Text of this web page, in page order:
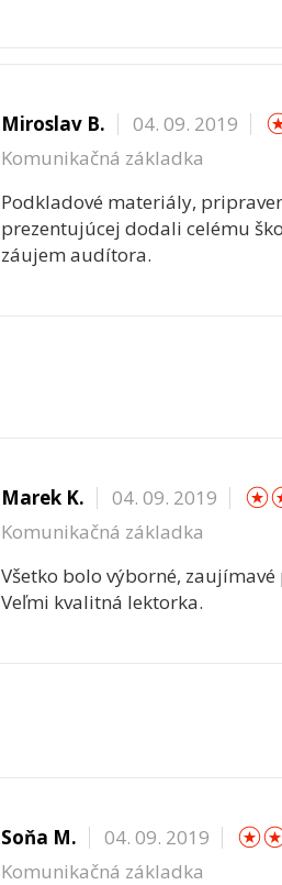
Miroslav B. 04. 09. 2019
Komunikačná základka
Podkladové materiály,
prezentujúcej dodali celému
záujem audítora.
Marek K. 04. 09. 2019
Komunikačná základka
Všetko bolo výborné,
Veľmi kvalitná lektorka.
Soňa M. 04. 09. 2019
Komunikačná základka